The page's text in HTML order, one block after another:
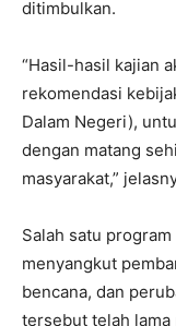
ditimbulkan.
“Hasil-hasil kajian
rekomendasi
Dalam Negeri),
dengan matang
masyarakat,”
Salah satu
menyangkut
bencana, dan
tersebut telah lama